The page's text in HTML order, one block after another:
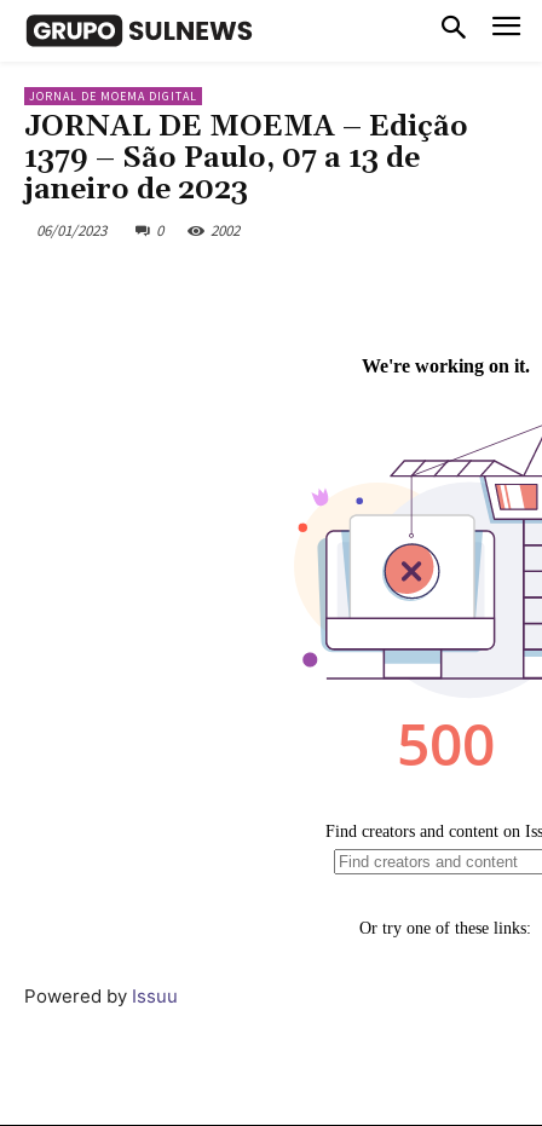
JORNAL DE MOEMA DIGITAL
JORNAL DE MOEMA – Edição
1379 – São Paulo, 07 a 13 de
janeiro de 2023
06/01/2023 0 2002
Powered by Issuu